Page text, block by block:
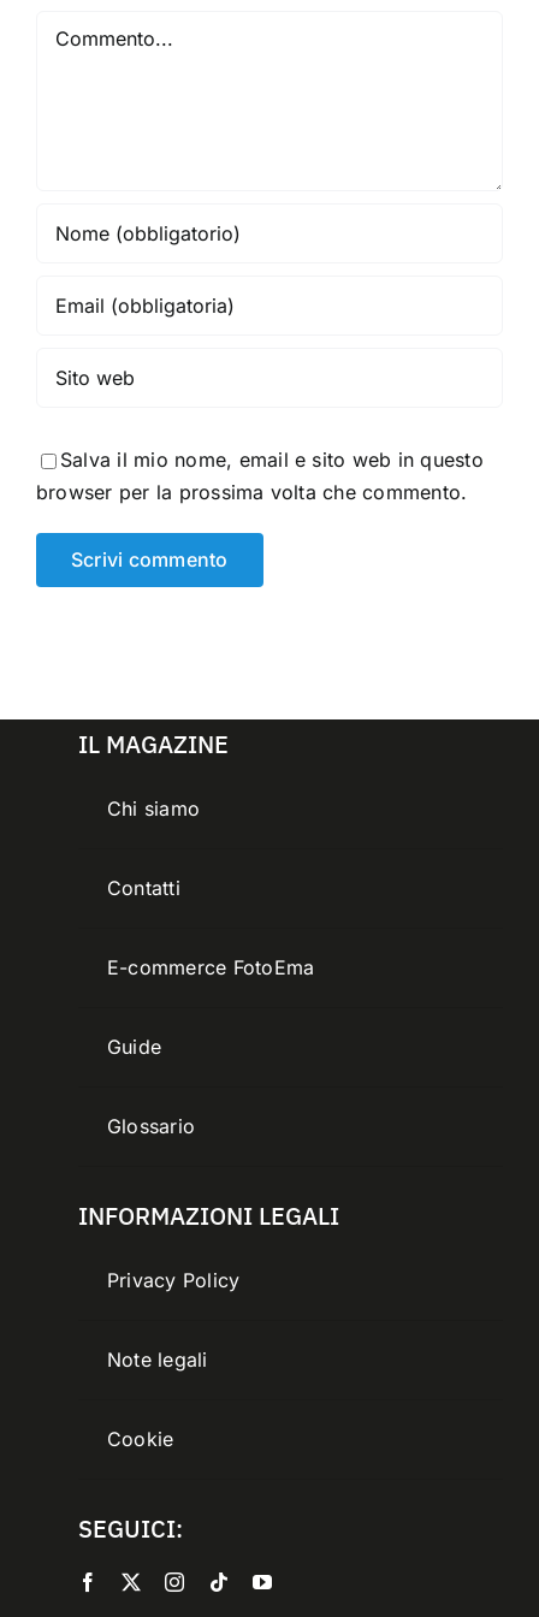
Salva il mio nome, email e sito web in questo
browser per la prossima volta che commento.
IL MAGAZINE
Chi siamo
Contatti
E-commerce FotoEma
Guide
Glossario
INFORMAZIONI LEGALI
Privacy Policy
Note legali
Cookie
SEGUICI: